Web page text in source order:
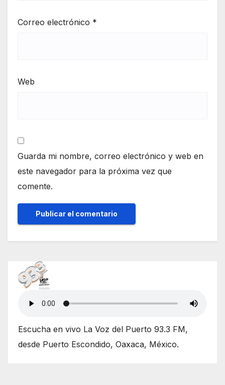
Correo electrónico *
Web
Guarda mi nombre, correo electrónico y web en
este navegador para la próxima vez que
comente.
Escucha en vivo La Voz del Puerto 93.3 FM,
desde Puerto Escondido, Oaxaca, México.